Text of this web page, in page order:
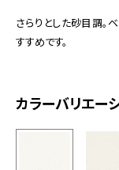
さらりとした砂目調。
すすめです。
カラーバリエー